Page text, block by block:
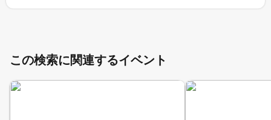
この検索に関連するイベント